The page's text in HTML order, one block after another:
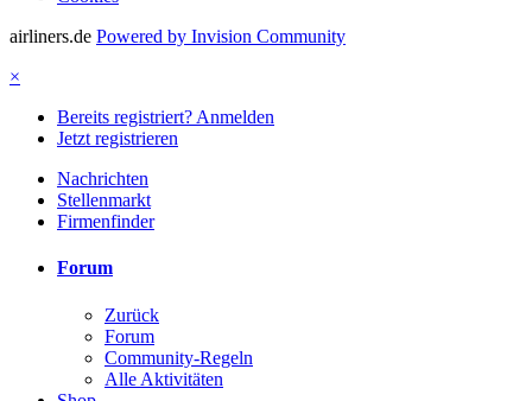
airliners.de Powered by Invision Community
×
Bereits registriert? Anmelden
Jetzt registrieren
Nachrichten
Stellenmarkt
Firmenfinder
Forum
Zurück
Forum
Community-Regeln
Alle Aktivitäten